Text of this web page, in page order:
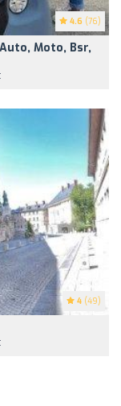
4.6 (76)
Moto, Bsr,
4 (49)